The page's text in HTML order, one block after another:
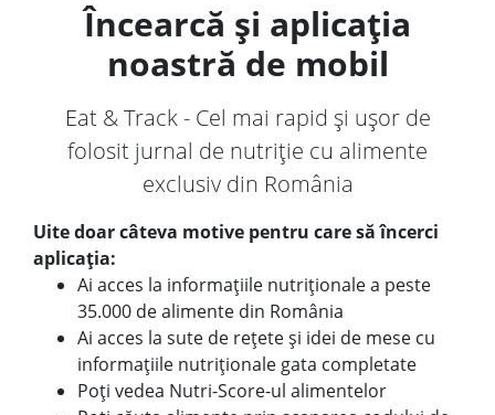
Încearcă și aplicația
noastră de mobil
Eat & Track - Cel mai rapid și ușor de
folosit jurnal de nutriție cu alimente
exclusiv din România
Uite doar câteva motive pentru care să încerci
aplicația:
Ai acces la informațiile nutriționale a peste
35.000 de alimente din România
Ai acces la sute de rețete și idei de mese cu
informațiile nutriționale gata completate
Poți vedea Nutri-Score-ul alimentelor